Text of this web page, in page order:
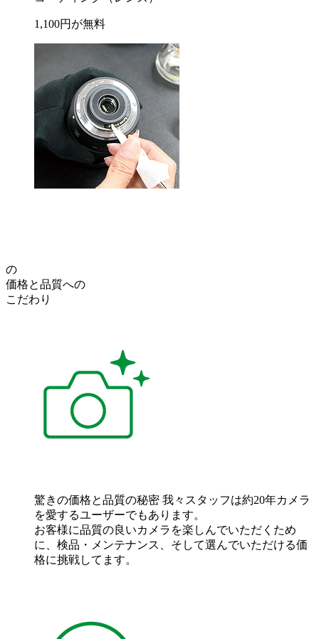
1,100円が無料
の
価格と品質への
こだわり
驚きの価格と品質の秘密 我々スタッフは約20年カメラ
を愛するユーザーでもあります。
お客様に品質の良いカメラを楽しんでいただくため
に、検品・メンテナンス、そして選んでいただける価
格に挑戦してます。